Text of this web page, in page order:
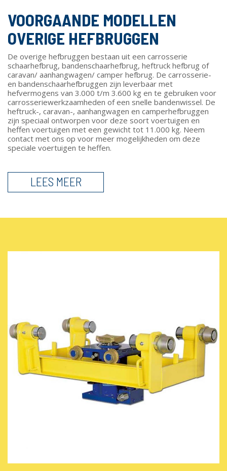
VOORGAANDE MODELLEN
OVERIGE HEFBRUGGEN
De overige hefbruggen bestaan uit een carrosserie
schaarhefbrug, bandenschaarhefbrug, heftruck hefbrug of
caravan/ aanhangwagen/ camper hefbrug. De carrosserie-
en bandenschaarhefbruggen zijn leverbaar met
hefvermogens van 3.000 t/m 3.600 kg en te gebruiken voor
carrosseriewerkzaamheden of een snelle bandenwissel. De
heftruck-, caravan-, aanhangwagen en camperhefbruggen
zijn speciaal ontworpen voor deze soort voertuigen en
heffen voertuigen met een gewicht tot 11.000 kg. Neem
contact met ons op voor meer mogelijkheden om deze
speciale voertuigen te heffen.
LEES MEER